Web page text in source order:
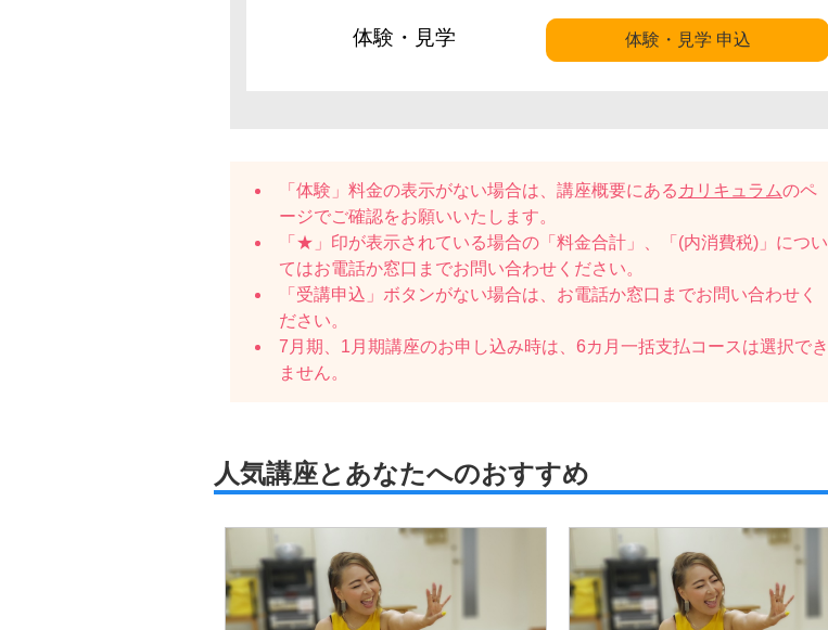
体験・見学 体験・見学 申込
「体験」料金の表示がない場合は、講座概要にある カリキュラムのペ
ージでご確認をお願いいたします。
「★」印が表示されている場合の「料金合計」、「(内消費税)」につい
てはお電話か窓口までお問い合わせください。
「受講申込」ボタンがない場合は、お電話か窓口までお問い合わせく
ださい。
7月期、1月期講座のお申し込み時は、6カ月一括支払コースは選択でき
ません。